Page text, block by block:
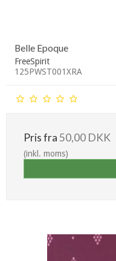
Belle Epoque
FreeSpirit
125PWST001XRA
Pris fra50,00 DKK
(inkl. moms)